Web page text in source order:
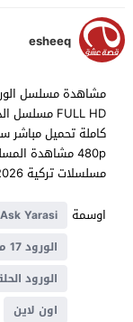
esheeq
مسلسلات تركية 2026 حصرياً على موقع
اوسمة
Ask Yarasi
الورود 17 مترجم
الورود الحلقة 17
اون لاين